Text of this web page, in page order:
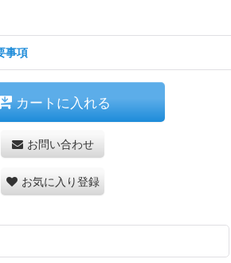
事項
カートに入れる
お問い合わせ
お気に入り登録